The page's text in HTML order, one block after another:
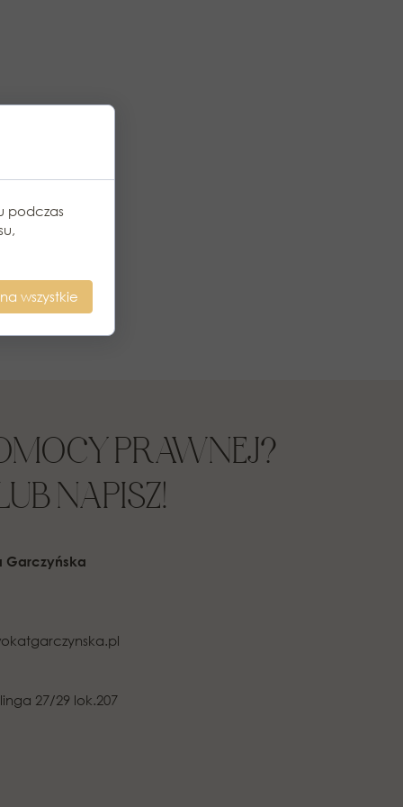
PRAWNEJ?
NAPISZ!
27/29 lok.207
Garczyńska
podczas
wszystkie